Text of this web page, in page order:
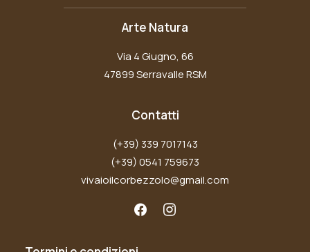
Arte Natura
Via 4 Giugno, 66
47899 Serravalle RSM
Contatti
(+39) 339 7017143
(+39) 0541 759673
vivaioilcorbezzolo@gmail.com